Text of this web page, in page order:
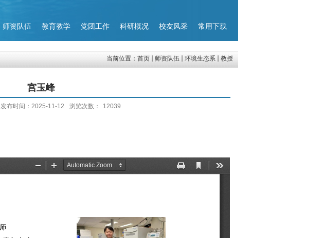
师资队伍 教育教学 党团工作 科研概况 校友风采 常用下载
当前位置： 首页 师资队伍 环境生态系 教授
宫玉峰
发布时间：2025-11-12 浏览次数： 12039